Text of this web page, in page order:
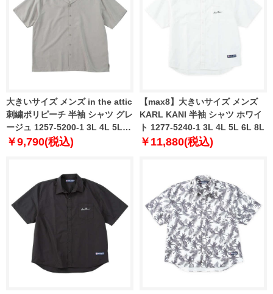
大きいサイズ メンズ in the attic
刺繍ポリピーチ 半袖 シャツ グレ
ージュ 1257-5200-1 3L 4L 5L
6L
￥9,790(税込)
【max8】大きいサイズ メンズ
KARL KANI 半袖 シャツ ホワイ
ト 1277-5240-1 3L 4L 5L 6L 8L
￥11,880(税込)